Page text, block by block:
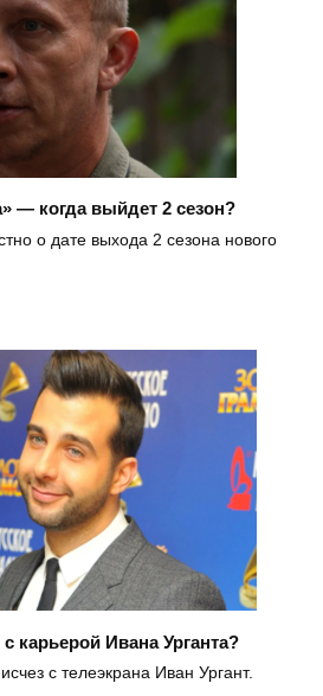
— когда выйдет 2 сезон?
о дате выхода 2 сезона нового
карьерой Ивана Урганта?
с телеэкрана Иван Ургант.